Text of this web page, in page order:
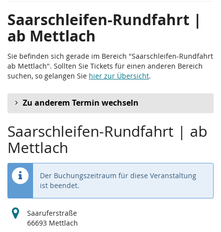
Saarschleifen-Rundfahrt |
ab Mettlach
Sie befinden sich gerade im Bereich "Saarschleifen-Rundfahrt
ab Mettlach". Sollten Sie Tickets für einen anderen Bereich
suchen, so gelangen Sie hier zur Übersicht.
Zu anderem Termin wechseln
Saarschleifen-Rundfahrt | ab
Mettlach
Der Buchungszeitraum für diese Veranstaltung
ist beendet.
Saaruferstraße
66693 Mettlach